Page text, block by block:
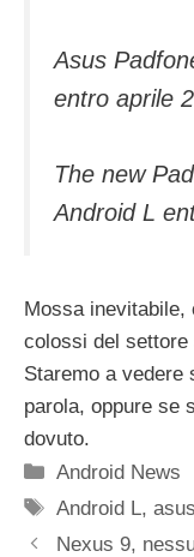
Asus
entro aprile
The new
Android L
Mossa inevitabile,
colossi del
Staremo a vedere
parola, oppure se
dovuto.
Categorie
Android News
Tag
Android L,asus
Nexus 9,